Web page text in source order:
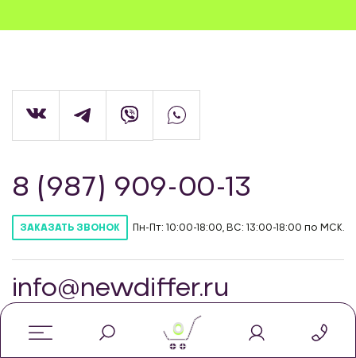
8 (987) 909-00-13
ЗАКАЗАТЬ ЗВОНОК Пн-Пт: 10:00-18:00, ВС: 13:00-18:00 по МСК.
info@newdiffer.ru
© Интернет-магазин автозапчастей для
0